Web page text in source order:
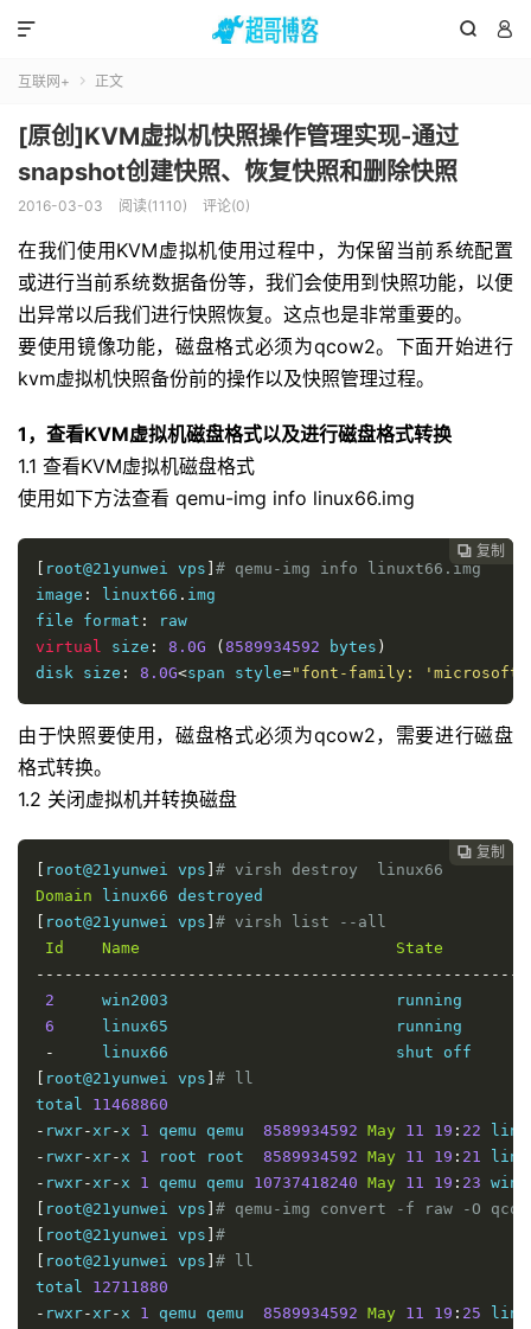
 

互联网+  正文
[原创]KVM虚拟机快照操作管理实现-通过
snapshot创建快照、恢复快照和删除快照
2016-03-03 阅读(1110) 评论(0)
在我们使用KVM虚拟机使用过程中，为保留当前系统配置
或进行当前系统数据备份等，我们会使用到快照功能，以便
出异常以后我们进行快照恢复。这点也是非常重要的。
要使用镜像功能，磁盘格式必须为qcow2。下面开始进行
kvm虚拟机快照备份前的操作以及快照管理过程。
1，查看KVM虚拟机磁盘格式以及进行磁盘格式转换
1.1 查看KVM虚拟机磁盘格式
使用如下方法查看 qemu-img info linux66.img
 复制
root@21yunwei vps # qemu-img info linuxt66.img
image : linuxt66 . img
file format :
virtual size : 8.0G ( 8589934592 bytes )
disk size : 8.0G<span style="font-family: 'microsoft
由于快照要使用，磁盘格式必须为qcow2，需要进行磁盘
格式转换。
1.2 关闭虚拟机并转换磁盘
 复制
root@21yunwei vps # virsh destroy  linux66
Domain
root@21yunwei vps # virsh list --all
Id
Name
State
----------------------------------------------------
2
     win2003                        running
6
     linux65                        running
-
root@21yunwei vps # ll
total 11468860
- rwxr-xr-x 1 qemu qemu 8589934592 May 11 19 : 22
- rwxr-xr-x 1 root root 8589934592 May 11 19 : 21
- rwxr-xr-x 1 qemu qemu 10737418240 May 11 19 : 23
root@21yunwei vps # qemu-img convert -f raw -O
root@21yunwei vps #
root@21yunwei vps # ll
total 12711880
- rwxr-xr-x 1 qemu qemu 8589934592 May 11 19 : 25